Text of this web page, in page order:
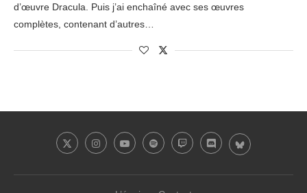
d’œuvre Dracula. Puis j’ai enchaîné avec ses œuvres
complètes, contenant d’autres…